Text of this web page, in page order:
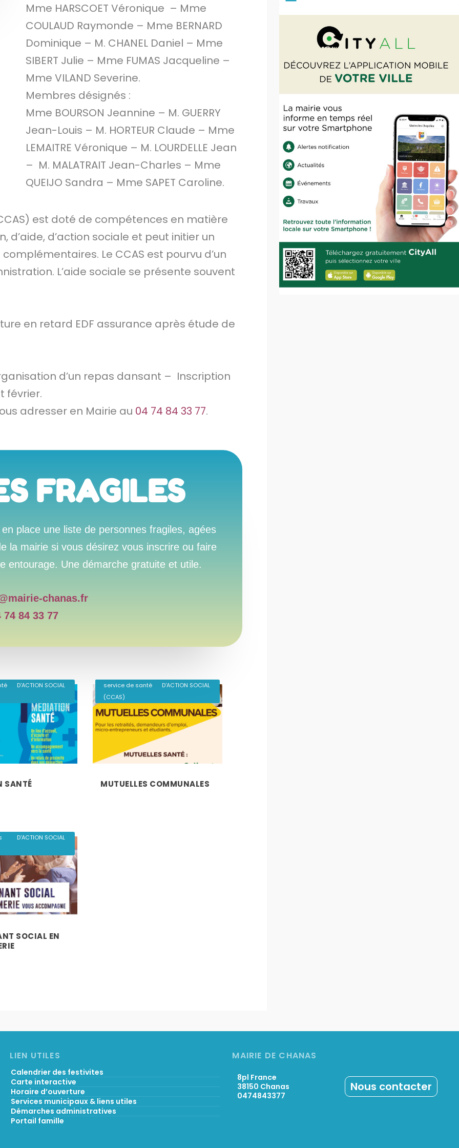
Mme HARSCOET Véronique – Mme
COULAUD Raymonde – Mme BERNARD
Dominique – M. CHANEL Daniel – Mme
SIBERT Julie – Mme FUMAS Jacqueline –
Mme VILAND Severine.
Membres désignés :
Mme BOURSON Jeannine – M. GUERRY
Jean-Louis – M. HORTEUR Claude – Mme
LEMAITRE Véronique – M. LOURDELLE Jean
– M. MALATRAIT Jean-Charles – Mme
QUEIJO Sandra – Mme SAPET Caroline.
est doté de compétences en matière
d’action sociale et peut initier un
Le CCAS est pourvu d’un
L’aide sociale se présente souvent
en retard EDF assurance après étude de
d’un repas dansant – Inscription
février.
adresser en Mairie au 04 74 84 33 77.
FRAGILES
place une liste de personnes fragiles, agées
la mairie si vous désirez vous inscrire ou faire
entourage. Une démarche gratuite et utile.
chanas.fr
74 84 33 77
SANTÉ
D'ACTION SOCIAL
MUTUELLES COMMUNALES
CENTRE COMMUNAL D'ACTION SOCIAL
(CCAS)
Feuille de chêne
service de santé
SOCIAL EN
D'ACTION SOCIAL
LIEN UTILES
Calendrier des festivites
Carte interactive
Horaire d’ouverture
Services municipaux & liens utiles
Démarches administratives
Portail famille
MAIRIE DE CHANAS
8pl France
38150 Chanas
0474843377
Nous contacter